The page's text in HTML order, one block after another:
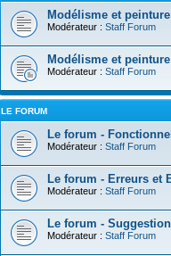
Modélisme et
Modérateur : Staff Forum
Modélisme et
Modérateur : Staff Forum
LE FORUM
Le forum -
Modérateur : Staff Forum
Le forum - Erreurs et
Modérateur : Staff Forum
Le forum -
Modérateur : Staff Forum